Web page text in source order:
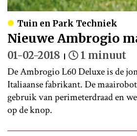
Tuin en Park Techniek
Nieuwe Ambrogio
01-02-2018 1 minuut
De Ambrogio L60 Deluxe is de
Italiaanse fabrikant. De
gebruik van perimeterdraad en
op de knop.